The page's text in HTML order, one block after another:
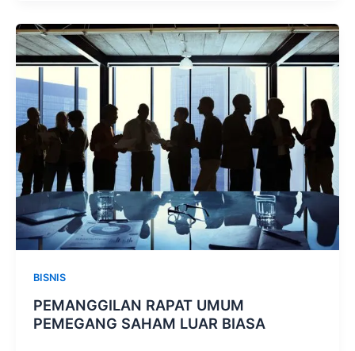
BISNIS
PEMANGGILAN RAPAT UMUM
PEMEGANG SAHAM LUAR BIASA